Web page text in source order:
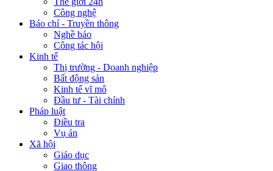
Công nghệ
Báo chí - Truyền thông
Nghề báo
Công tác hội
Kinh tế
Thị trường - Doanh nghiệp
Bất động sản
Kinh tế vĩ mô
Đầu tư - Tài chính
Pháp luật
Điều tra
Vụ án
Xã hội
Giáo dục
Giao thông